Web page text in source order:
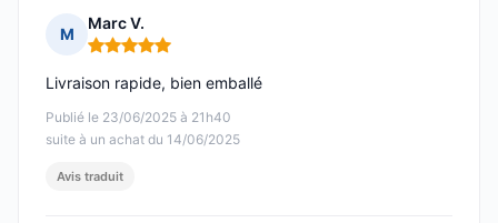
M
Marc V.
Note : 5 sur 5
Publié le 23/06/2025 à 21h40
suite à un achat du 14/06/2025
Livraison rapide, bien emballé
Avis traduit